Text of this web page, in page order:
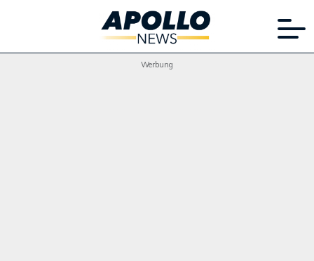
Werbung